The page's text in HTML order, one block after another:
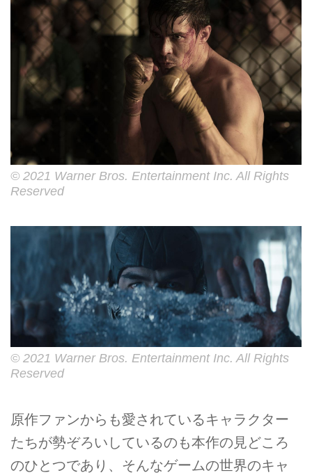
© 2021 Warner Bros. Entertainment Inc. All Rights
Reserved
© 2021 Warner Bros. Entertainment Inc. All Rights
Reserved
原作ファンからも愛されているキャラクター
たちが勢ぞろいしているのも本作の見どころ
のひとつであり、そんなゲームの世界のキャ